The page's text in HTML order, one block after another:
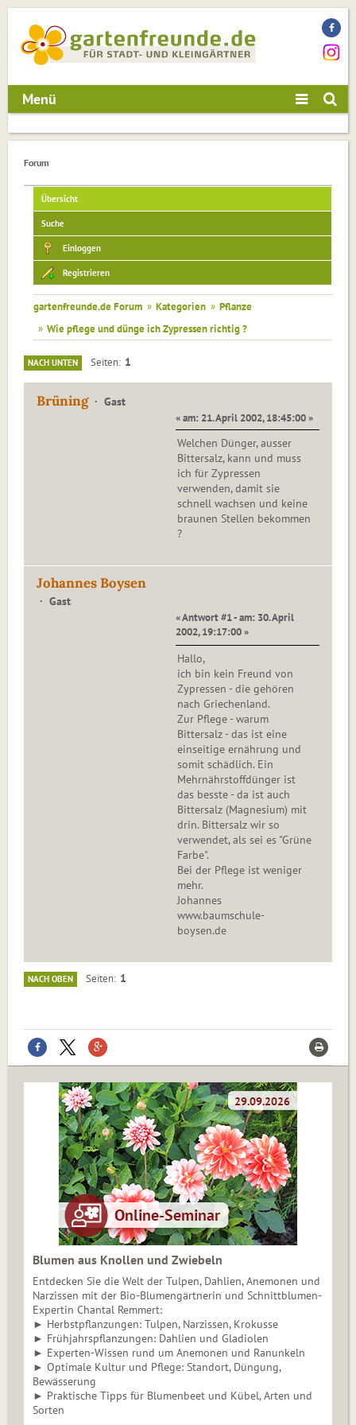
Menü
Forum
Übersicht
Suche
Einloggen
Registrieren
gartenfreunde.de Forum » Kategorien » Pflanze
» Wie pflege und dünge ich Zypressen richtig ?
NACH UNTEN Seiten 1
Brüning Gast
« am: 21. April 2002, 18:45:00 »
Welchen Dünger, ausser
Bittersalz, kann und muss
ich für Zypressen
verwenden, damit sie
schnell wachsen und keine
braunen Stellen bekommen
?
Johannes Boysen
Gast
« Antwort #1 - am: 30. April
2002, 19:17:00 »
Hallo,
ich bin kein Freund von
Zypressen - die gehören
nach Griechenland.
Zur Pflege - warum
Bittersalz - das ist eine
einseitige ernährung und
somit schädlich. Ein
Mehrnährstoffdünger ist
das besste - da ist auch
Bittersalz (Magnesium) mit
drin. Bittersalz wir so
verwendet, als sei es "Grüne
Farbe".
Bei der Pflege ist weniger
mehr.
Johannes
www.baumschule-
boysen.de
NACH OBEN Seiten 1
Blumen aus Knollen und Zwiebeln
Entdecken Sie die Welt der Tulpen, Dahlien, Anemonen und
Narzissen mit der Bio-Blumengärtnerin und Schnittblumen-
Expertin Chantal Remmert:
► Herbstpflanzungen: Tulpen, Narzissen, Krokusse
► Frühjahrspflanzungen: Dahlien und Gladiolen
► Experten-Wissen rund um Anemonen und Ranunkeln
► Optimale Kultur und Pflege: Standort, Düngung,
Bewässerung
► Praktische Tipps für Blumenbeet und Kübel, Arten und
Sorten